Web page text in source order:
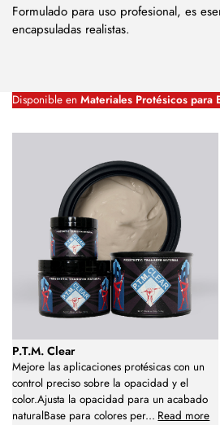
Formulado para uso profesional, es
encapsuladas realistas.
Disponible en Materiales Protésicos para
P.T.M. Clear
Mejore las aplicaciones protésicas con un
control preciso sobre la opacidad y el
color.Ajusta la opacidad para un acabado
naturalBase para colores per... Read more